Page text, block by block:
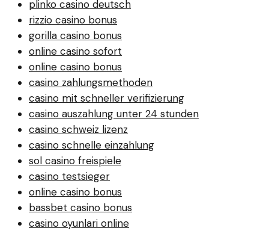
plinko casino deutsch
rizzio casino bonus
gorilla casino bonus
online casino sofort
online casino bonus
casino zahlungsmethoden
casino mit schneller verifizierung
casino auszahlung unter 24 stunden
casino schweiz lizenz
casino schnelle einzahlung
sol casino freispiele
casino testsieger
online casino bonus
bassbet casino bonus
casino oyunlari online